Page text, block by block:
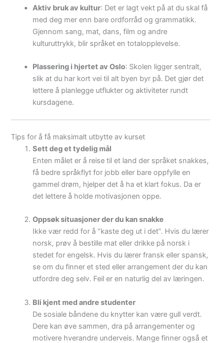
Aktiv bruk av kultur: Det er lagt vekt på at du skal få
med deg mer enn bare ordforråd og grammatikk.
Gjennom sang, mat, dans, film og andre
kulturuttrykk, blir språket en totalopplevelse.
Plassering i hjertet av Oslo: Skolen ligger sentralt,
slik at du har kort vei til alt byen byr på. Det gjør det
lettere å planlegge utflukter og aktiviteter rundt
kursdagene.
Tips for å få maksimalt utbytte av kurset
Sett deg et tydelig mål
Enten målet er å reise til et land der språket snakkes,
få bedre språkflyt for jobb eller bare oppfylle en
gammel drøm, hjelper det å ha et klart fokus. Da er
det lettere å holde motivasjonen oppe.
Oppsøk situasjoner der du kan snakke
Ikke vær redd for å “kaste deg ut i det”. Hvis du lærer
norsk, prøv å bestille mat eller drikke på norsk i
stedet for engelsk. Hvis du lærer fransk eller spansk,
se om du finner et sted eller arrangement der du kan
utfordre deg selv. Feil er en naturlig del av læringen.
Bli kjent med andre studenter
De sosiale båndene du knytter kan være gull verdt.
Dere kan øve sammen, dra på arrangementer og
motivere hverandre underveis. Mange finner også et